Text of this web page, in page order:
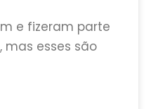
e fizeram parte
mas esses são